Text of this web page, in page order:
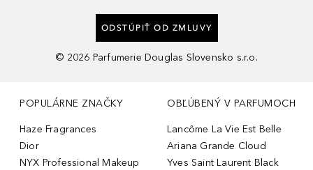
ODSTÚPIŤ OD ZMLUVY
© 2026 Parfumerie Douglas Slovensko s.r.o.
POPULÁRNE ZNAČKY
Haze Fragrances
Dior
NYX Professional Makeup
OBĽÚBENÝ V PARFUMOCH
Lancôme La Vie Est Belle
Ariana Grande Cloud
Yves Saint Laurent Black